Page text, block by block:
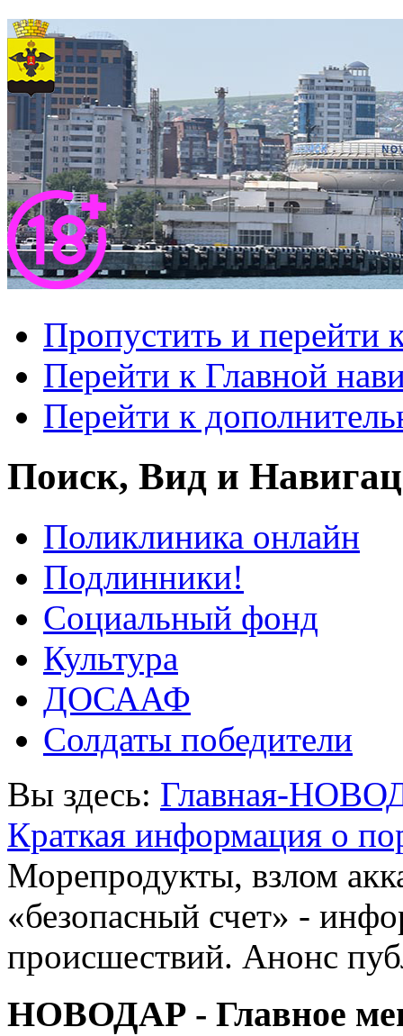
Пропустить и перейти
Перейти к Главной
Перейти к
Поиск, Вид и
Поликлиника онлайн
Подлинники!
Социальный фонд
Культура
ДОСААФ
Солдаты победители
Вы здесь: Главная-
Краткая информация о
Морепродукты, взлом
«безопасный счет» -
происшествий. Анонс
НОВОДАР - Главное